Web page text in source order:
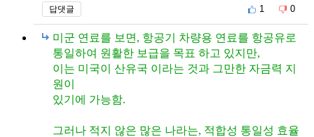
답댓글 1 0
미군 연료를 보면, 항공기 차량용 연료를 항공유로
통일하여 원활한 보급을 목표 하고 있지만,
이는 미국이 산유국 이라는 것과 그만한 자금력 지
원이
있기에 가능함.
그러나 적지 않은 많은 나라는, 적합성 통일성 효율